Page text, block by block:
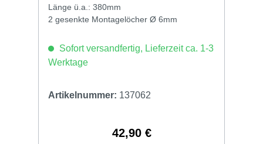
Länge ü.a.: 380mm
2 gesenkte Montagelöcher Ø 6mm
Sofort versandfertig, Lieferzeit ca. 1-3
Werktage
Artikelnummer: 137062
Regulärer Preis:
42,90 €